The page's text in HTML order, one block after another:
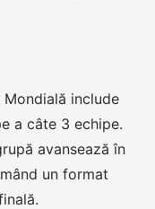
include
a câte 3 echipe.
avansează în
un format